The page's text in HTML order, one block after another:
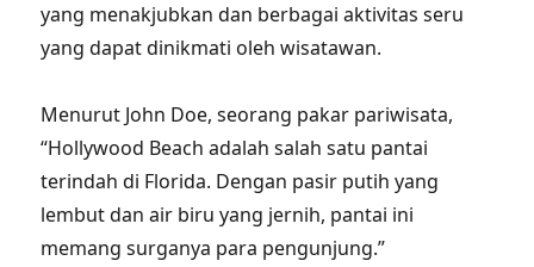
yang menakjubkan dan berbagai aktivitas seru
yang dapat dinikmati oleh wisatawan.
Menurut John Doe, seorang pakar pariwisata,
“Hollywood Beach adalah salah satu pantai
terindah di Florida. Dengan pasir putih yang
lembut dan air biru yang jernih, pantai ini
memang surganya para pengunjung.”